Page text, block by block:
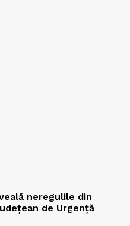
neregulile din
de Urgență